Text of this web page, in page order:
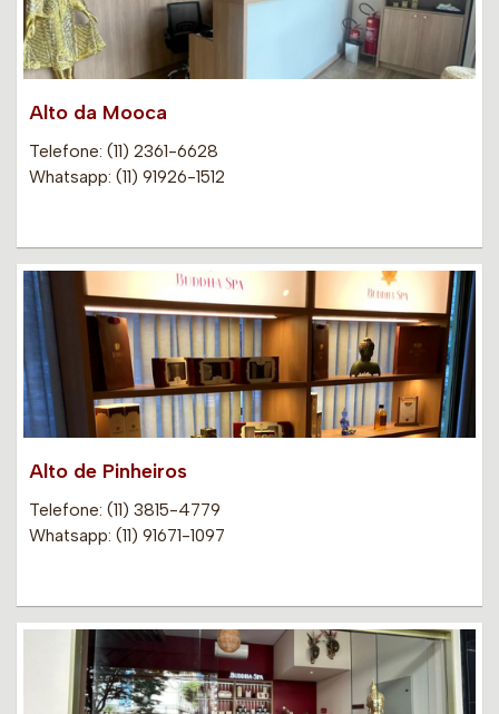
Alto da Mooca
Telefone: (11) 2361-6628
Whatsapp: (11) 91926-1512
Alto de Pinheiros
Telefone: (11) 3815-4779
Whatsapp: (11) 91671-1097